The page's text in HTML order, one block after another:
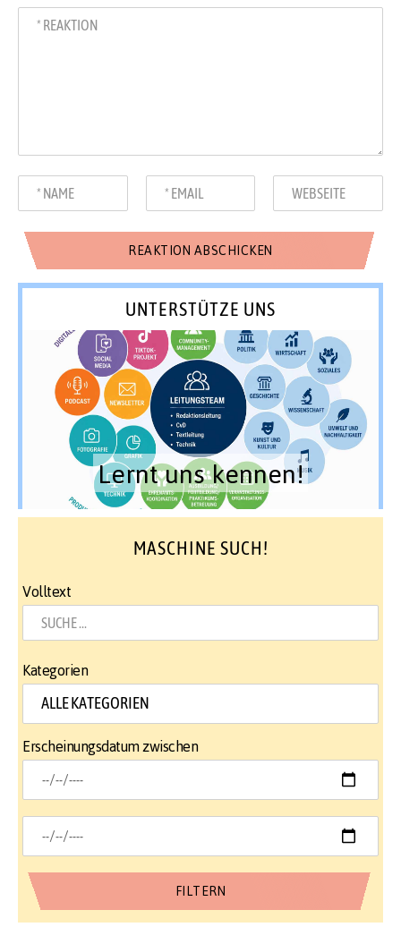
UNTERSTÜTZE UNS
Lernt uns kennen!
MASCHINE SUCH!
Volltext
Kategorien
Erscheinungsdatum zwischen